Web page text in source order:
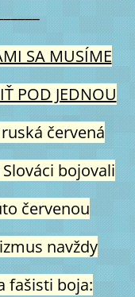
SA MUSÍME
POD JEDNOU
červená
bojovali
červenou
navždy
fašisti boja: